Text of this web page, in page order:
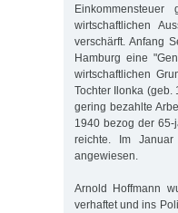
wirtschaftlichen
verschärft. Anfang
Hamburg eine
wirtschaftlichen
Tochter Ilonka (geb.
gering bezahlte
1940 bezog der
reichte. Im
angewiesen.
Arnold Hoffmann
verhaftet und ins